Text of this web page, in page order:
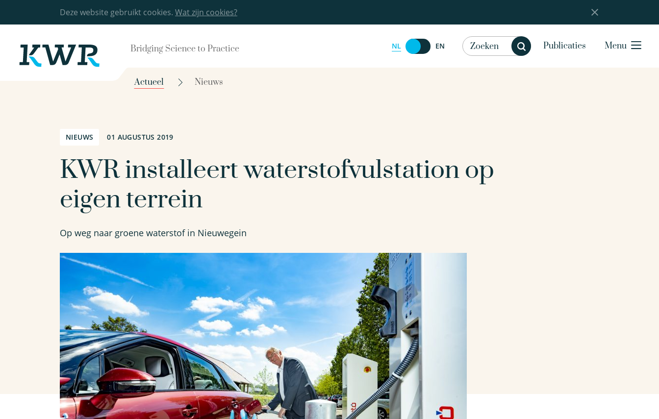
Deze website gebruikt cookies. Wat zijn cookies?
Bridging Science to Practice NL EN Publicaties Menu
Actueel Nieuws
NIEUWS 01 AUGUSTUS 2019
KWR installeert waterstofvulstation op
eigen terrein
Op weg naar groene waterstof in Nieuwegein